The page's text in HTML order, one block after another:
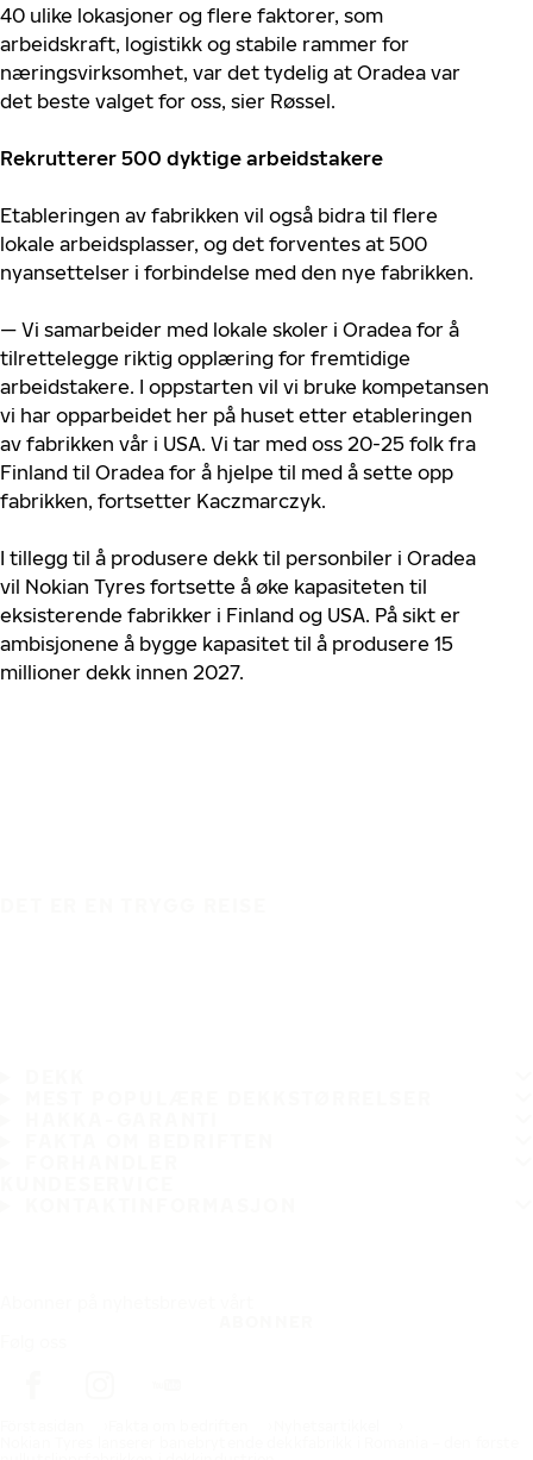
40 ulike lokasjoner og flere faktorer, som
arbeidskraft, logistikk og stabile rammer for
næringsvirksomhet, var det tydelig at Oradea var
det beste valget for oss, sier Røssel.
Rekrutterer 500 dyktige arbeidstakere
Etableringen av fabrikken vil også bidra til flere
lokale arbeidsplasser, og det forventes at 500
nyansettelser i forbindelse med den nye fabrikken.
— Vi samarbeider med lokale skoler i Oradea for å
tilrettelegge riktig opplæring for fremtidige
arbeidstakere. I oppstarten vil vi bruke kompetansen
vi har opparbeidet her på huset etter etableringen
av fabrikken vår i USA. Vi tar med oss 20-25 folk fra
Finland til Oradea for å hjelpe til med å sette opp
fabrikken, fortsetter Kaczmarczyk.
I tillegg til å produsere dekk til personbiler i Oradea
vil Nokian Tyres fortsette å øke kapasiteten til
eksisterende fabrikker i Finland og USA. På sikt er
ambisjonene å bygge kapasitet til å produsere 15
millioner dekk innen 2027.